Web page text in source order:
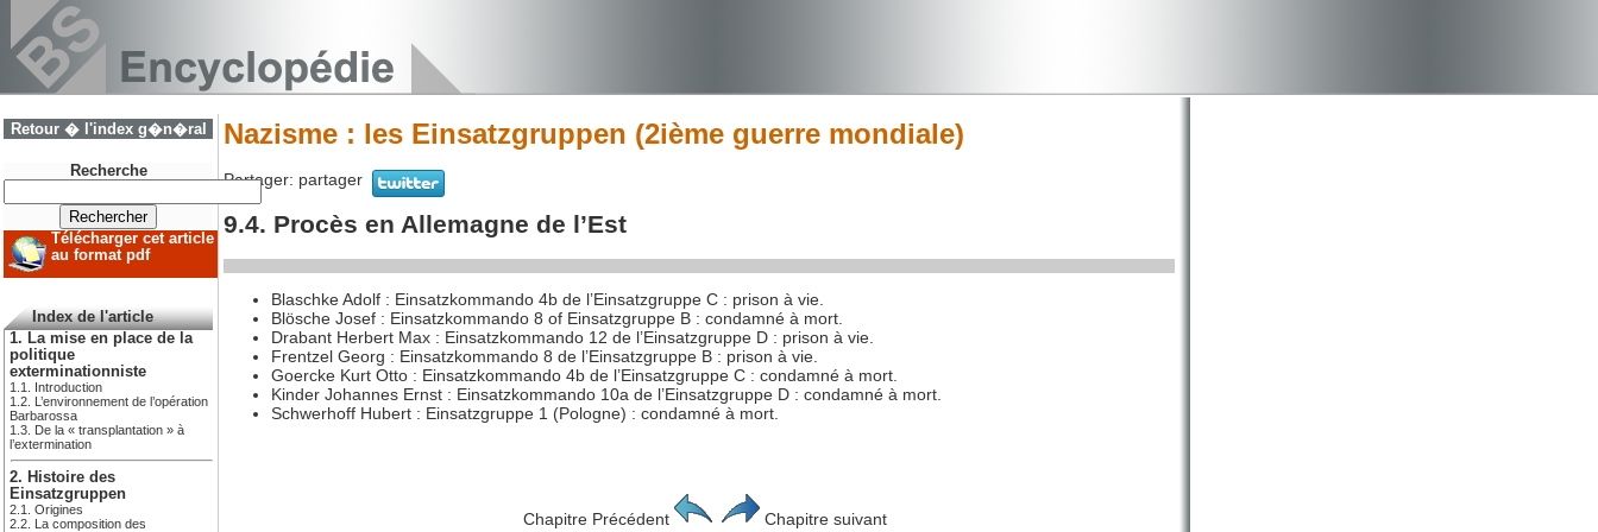
Retour � l'index g�n�ral
Recherche
Télécharger cet article
au format pdf
Index de l'article
1. La mise en place de la
politique
exterminationniste
1.1. Introduction
1.2. L’environnement de l’opération
Barbarossa
1.3. De la « transplantation » à
l’extermination
2. Histoire des
Einsatzgruppen
2.1. Origines
2.2. La composition des
Nazisme : les Einsatzgruppen (2ième guerre mondiale)
Partager: partager
9.4. Procès en Allemagne de l’Est
Blaschke Adolf : Einsatzkommando 4b de l’Einsatzgruppe C : prison à vie.
Blösche Josef : Einsatzkommando 8 of Einsatzgruppe B : condamné à mort.
Drabant Herbert Max : Einsatzkommando 12 de l’Einsatzgruppe D : prison à vie.
Frentzel Georg : Einsatzkommando 8 de l’Einsatzgruppe B : prison à vie.
Goercke Kurt Otto : Einsatzkommando 4b de l’Einsatzgruppe C : condamné à mort.
Kinder Johannes Ernst : Einsatzkommando 10a de l’Einsatzgruppe D : condamné à mort.
Schwerhoff Hubert : Einsatzgruppe 1 (Pologne) : condamné à mort.
Chapitre Précédent Chapitre suivant